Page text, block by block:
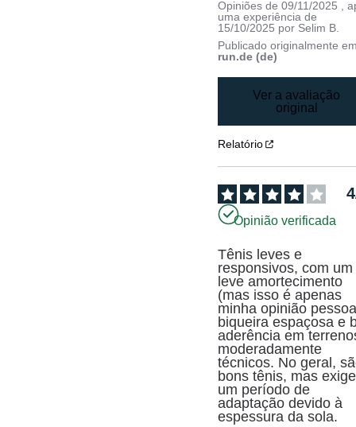
Opiniões de09/11/2025
,
uma experiência de
15/10/2025 por Selim B.
Publicado originalmente
run.de (de)
Ver a avaliação
original
Relatório
4
Opinião verificada
Tênis leves e
responsivos, com um
leve amortecimento
(mas isso é apenas
minha opinião
biqueira espaçosa e
aderência em
moderadamente
técnicos. No geral,
bons tênis, mas
um período de
adaptação devido à
espessura da sola.